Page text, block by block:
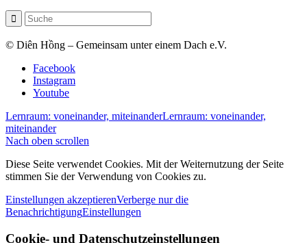
© Diên Hồng – Gemeinsam unter einem Dach e.V.
Facebook
Instagram
Youtube
Lernraum: voneinander, miteinanderLernraum: voneinander,
miteinander
Nach oben scrollen
Diese Seite verwendet Cookies. Mit der Weiternutzung der Seite
stimmen Sie der Verwendung von Cookies zu.
Einstellungen akzeptierenVerberge nur die
BenachrichtigungEinstellungen
Cookie- und Datenschutzeinstellungen